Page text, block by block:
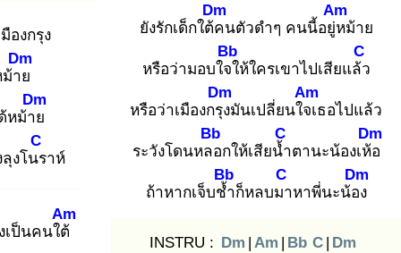
องกรุง
าย
Dm
หม้าย
Dm
งโนร
C
าห์
เป็นคนใต้
Am
ยังรักเด็กใต้ค
Dm
นตัวดำๆ คนนี้อยู่ห
Am
ม้าย
หรือว่ามอบใจใ
Bb
ห้ใครเขาไปเสียแล้ว
C
หรือว่าเมืองกรุง
Dm
มันเปลี่ยนใจเ
Am
ธอไปแล้ว
ระวังโดนหลอ
Bb
กให้เสียน้ำ
C
ตานะน้องเห้อ
Dm
ถ้าหากเจ็บช้ำ
Bb
ก็หลบมา
C
หาพี่นะน้อง
Dm
INSTRU : Dm | Am | Bb C | Dm